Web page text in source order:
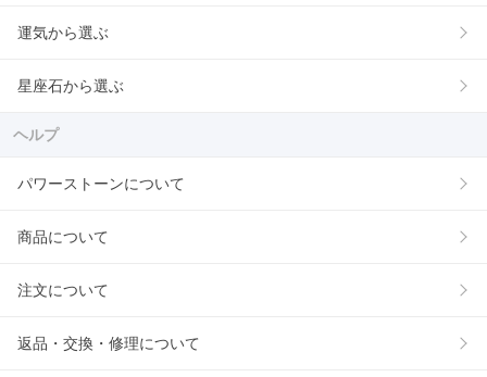
運気から選ぶ
星座石から選ぶ
ヘルプ
パワーストーンについて
商品について
注文について
返品・交換・修理について